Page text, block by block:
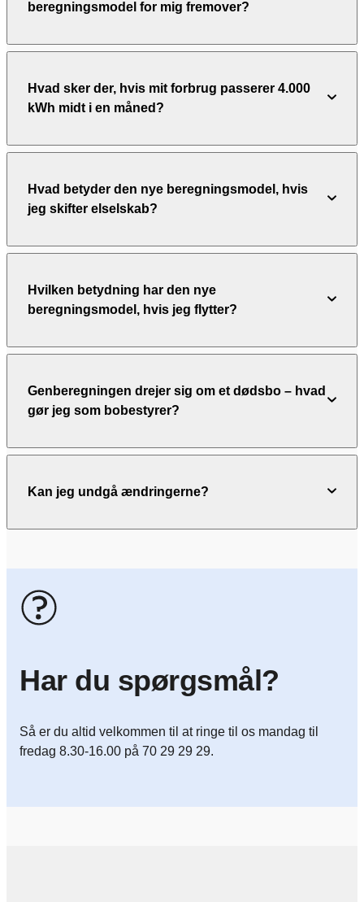
beregningsmodel for mig fremover?
Hvad sker der, hvis mit forbrug passerer 4.000
kWh midt i en måned?
Hvad betyder den nye beregningsmodel, hvis
jeg skifter elselskab?
Hvilken betydning har den nye
beregningsmodel, hvis jeg flytter?
Genberegningen drejer sig om et dødsbo – hvad
gør jeg som bobestyrer?
Kan jeg undgå ændringerne?
Har du spørgsmål?
Så er du altid velkommen til at ringe til os mandag til
fredag 8.30-16.00 på 70 29 29 29.